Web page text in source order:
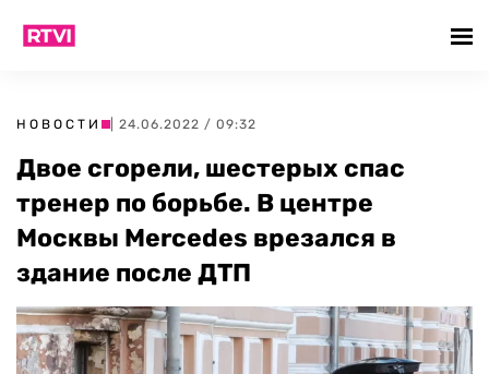
НОВОСТИ | 24.06.2022 / 09:32
Двое сгорели, шестерых спас
тренер по борьбе. В центре
Москвы Mercedes врезался в
здание после ДТП